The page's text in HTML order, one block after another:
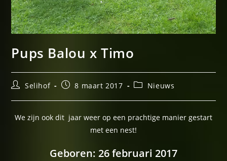
Pups Balou x Timo
BerichtSelihof
Bericht
op:
8 maart 2017 Berichtcategorie:
Nieuws
We zijn ook dit jaar weer op een prachtige manier gestart
met een nest!
Geboren: 26 februari 2017